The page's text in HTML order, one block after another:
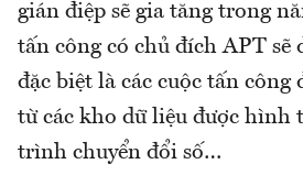
gián điệp sẽ gia tăng trong
tấn công có chủ đích APT sẽ
đặc biệt là các cuộc tấn công
từ các kho dữ liệu được hình
trình chuyển đổi số…